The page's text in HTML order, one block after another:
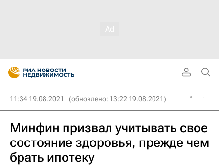
11:34 19.08.2021 (обновлено: 13:22 19.08.2021)
Минфин призвал учитывать свое
состояние здоровья, прежде чем
брать ипотеку